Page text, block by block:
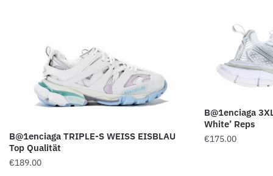
B@1enciaga TRIPLE-S WEISS EISBLAU
Top Qualität
€189.00
B@1enciaga
White’ Reps
€175.00